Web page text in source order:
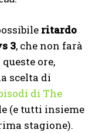
ritardo
3, che non farà
ore,
scelta di
di The
(e tutti insieme
stagione).